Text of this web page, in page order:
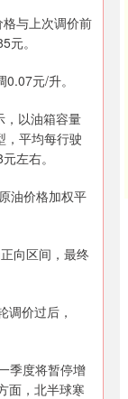
与上次调价前
。
元/升。
，以油箱容量
，平均每行驶
左右。
油价格加权平
向区间，最终
调价过后，
季度将暂停增
面，北半球寒
-0.55%